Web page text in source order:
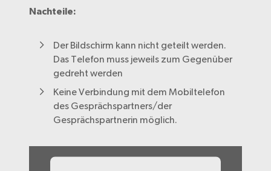
Nachteile:
Der Bildschirm kann nicht geteilt werden.
Das Telefon muss jeweils zum Gegenüber
gedreht werden
Keine Verbindung mit dem Mobiltelefon
des Gesprächspartners/der
Gesprächspartnerin möglich.